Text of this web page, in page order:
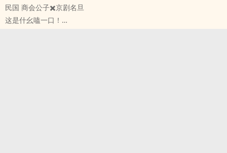
民国 商会公子✖️京剧名旦
这是什幺嗑一口！